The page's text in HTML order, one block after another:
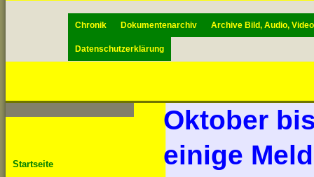
Chronik Dokumentenarchiv Archive Bild, Audio, Video
Datenschutzerklärung
Startseite
Oktober
einige